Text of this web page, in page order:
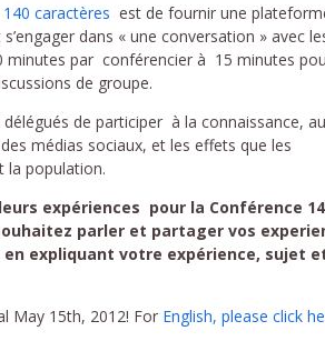
caractères est de fournir une
dans « une conversation » avec
minutes par conférencier à 15 minutes
de groupe.
de participer à la connaissance,
médias sociaux, et les effets que les
la population.
expériences pour la Conférence
parler et partager vos
expliquant votre expérience, sujet
May 15th, 2012! For English, please click